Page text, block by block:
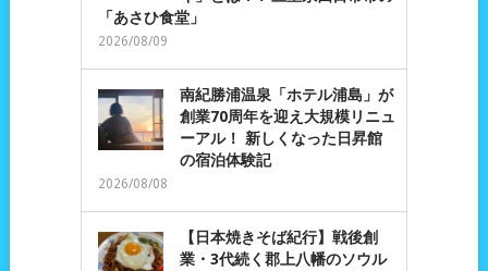
「あさひ食堂」
2026/08/09
南紀勝浦温泉「ホテル浦島」が
創業70周年を迎え大規模リニュ
ーアル！ 新しくなった日昇館
の宿泊体験記
2026/08/08
【日本焼きそば紀行】戦後創
業・3代続く郡上八幡のソウル